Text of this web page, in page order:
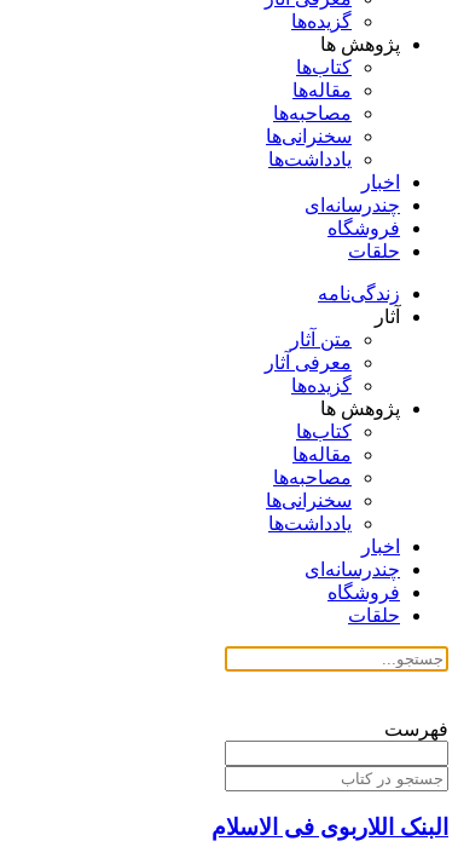
گزیده‌ها
پژوهش ها
کتاب‌ها
مقاله‌ها
مصاحبه‌ها
سخنرانی‌ها
یادداشت‌ها
اخبار
چندرسانه‌ای
فروشگاه
حلقات
زندگی‌نامه
آثار
متن آثار
معرفی آثار
گزیده‌ها
پژوهش ها
کتاب‌ها
مقاله‌ها
مصاحبه‌ها
سخنرانی‌ها
یادداشت‌ها
اخبار
چندرسانه‌ای
فروشگاه
حلقات
فهرست
البنک اللاربوی فی الاسلام